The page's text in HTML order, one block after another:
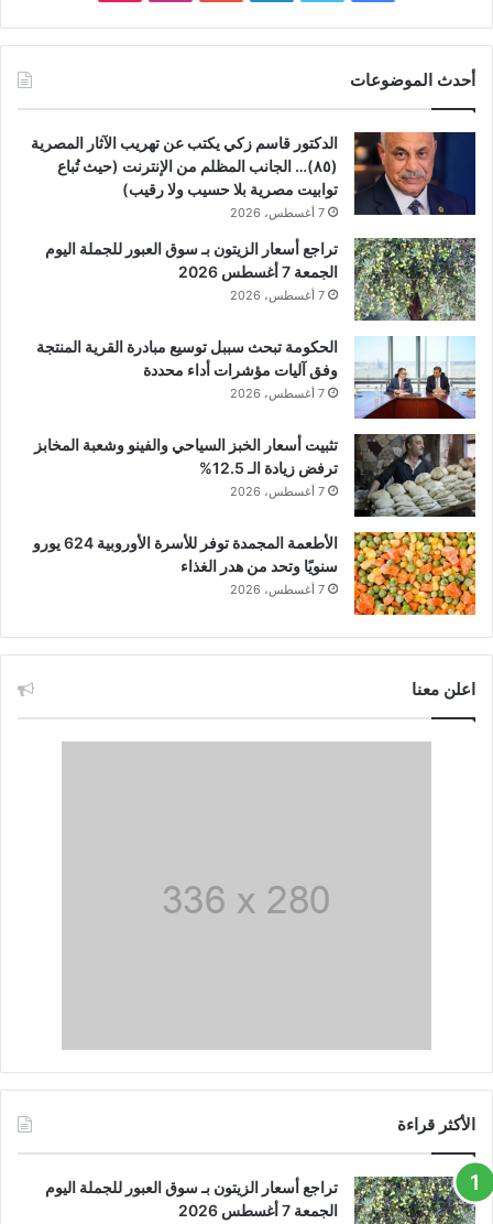
أحدث الموضوعات
الدكتور قاسم زكي يكتب عن تهريب الآثار المصرية
(٨٥)… الجانب المظلم من الإنترنت (حيث تُباع
توابيت مصرية بلا حسيب ولا رقيب)
7 أغسطس، 2026
تراجع أسعار الزيتون بـ سوق العبور للجملة اليوم
الجمعة 7 أغسطس 2026
7 أغسطس، 2026
الحكومة تبحث سببل توسيع مبادرة القرية المنتجة
وفق آليات مؤشرات أداء محددة
7 أغسطس، 2026
تثبيت أسعار الخبز السياحي والفينو وشعبة المخابز
ترفض زيادة الـ 12.5%
7 أغسطس، 2026
الأطعمة المجمدة توفر للأسرة الأوروبية 624 يورو
سنويًا وتحد من هدر الغذاء
7 أغسطس، 2026
اعلن معنا
الأكثر قراءة
تراجع أسعار الزيتون بـ سوق العبور للجملة اليوم
الجمعة 7 أغسطس 2026